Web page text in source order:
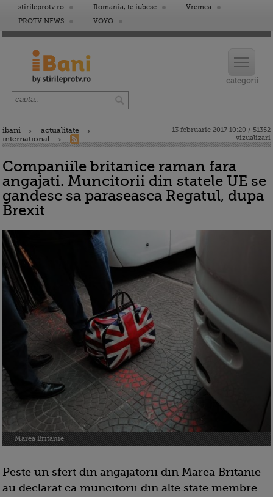
stirileprotv.ro Romania, te iubesc
Vremea
PROTV NEWS
VOYO
ibani
actualitate
international
13 februarie 2017 10:20 / 51352
vizualizari
Companiile britanice raman fara
angajati. Muncitorii din statele UE se
gandesc sa paraseasca Regatul, dupa
Brexit
Marea Britanie
Peste un sfert din angajatorii din Marea Britanie
au declarat ca muncitorii din alte state membre